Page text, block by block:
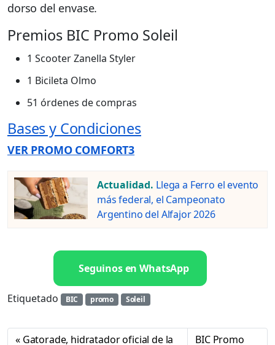
dorso del envase.
Premios BIC Promo Soleil
1 Scooter Zanella Styler
1 Bicileta Olmo
51 órdenes de compras
Bases y Condiciones
VER PROMO COMFORT3
Actualidad. Llega a Ferro el evento
más federal, el Campeonato
Argentino del Alfajor 2026
Seguinos en WhatsApp
Etiquetado BIC promo Soleil
Gatorade, hidratador oficial de la
BIC Promo